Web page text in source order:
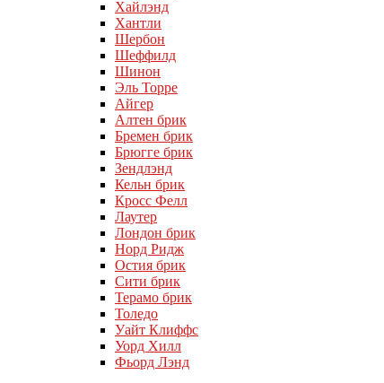
Хайлэнд
Хантли
Шербон
Шеффилд
Шинон
Эль Торре
Айгер
Алтен брик
Бремен брик
Брюгге брик
Зендлэнд
Кельн брик
Кросс Фелл
Лаутер
Лондон брик
Норд Ридж
Остия брик
Сити брик
Терамо брик
Толедо
Уайт Клиффс
Уорд Хилл
Фьорд Лэнд